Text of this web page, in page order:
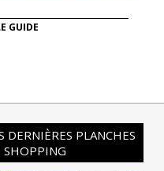
GUIDE
DERNIÈRES PLANCHES
SHOPPING